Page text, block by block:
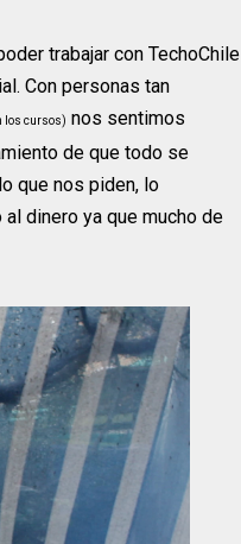
trabajar con TechoChile
Con personas tan
los cursos) nos sentimos
de que todo se
que nos piden, lo
dinero ya que mucho de